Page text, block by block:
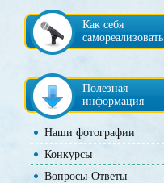
Как себя
самореализовать
Полезная
информация
Наши фотографии
Конкурсы
Вопросы-Ответы